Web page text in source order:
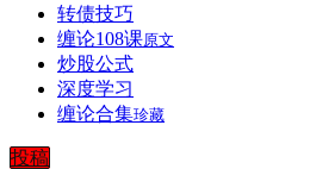
转债技巧
缠论108课原文
炒股公式
深度学习
缠论合集珍藏
投稿